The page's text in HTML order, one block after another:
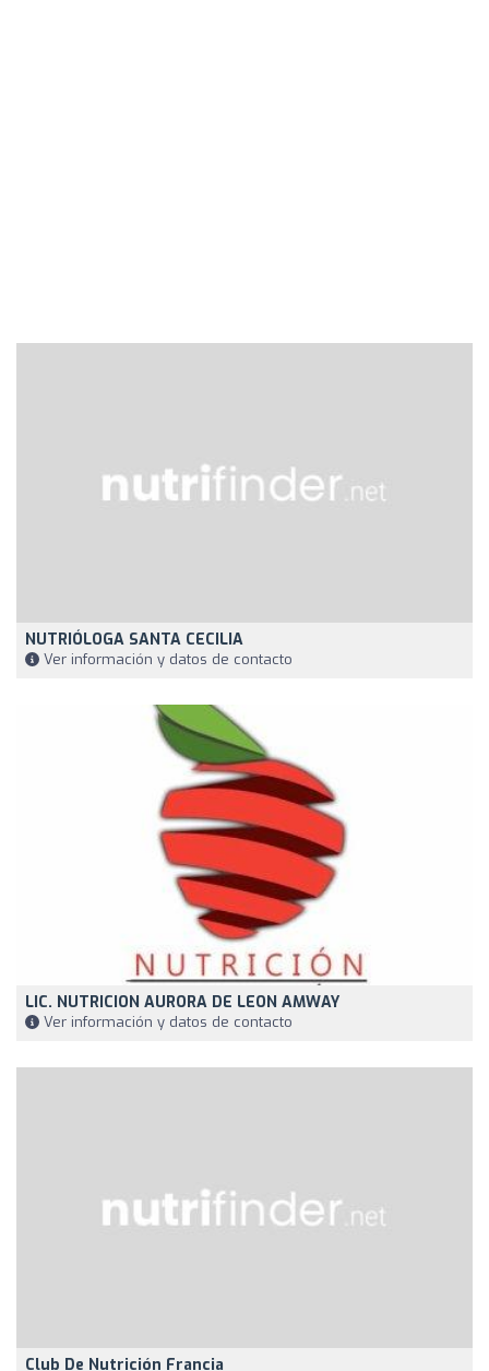
NUTRIÓLOGA SANTA CECILIA
Ver información y datos de contacto
LIC. NUTRICION AURORA DE LEON AMWAY
Ver información y datos de contacto
Club De Nutrición Francia